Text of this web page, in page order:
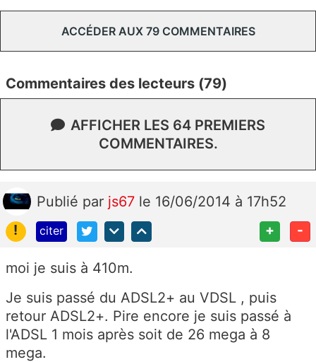
ACCÉDER AUX 79 COMMENTAIRES
Commentaires des lecteurs (79)
AFFICHER LES 64 PREMIERS
COMMENTAIRES.
Publié par js67 le 16/06/2014 à 17h52
!
citer + -
moi je suis à 410m.
Je suis passé du ADSL2+ au VDSL , puis
retour ADSL2+. Pire encore je suis passé à
l'ADSL 1 mois après soit de 26 mega à 8
mega.